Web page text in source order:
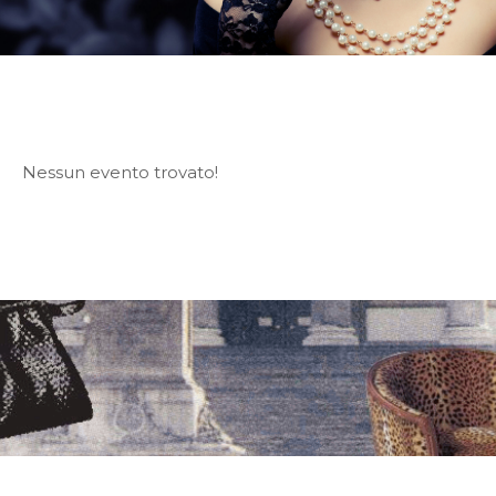
Nessun evento trovato!